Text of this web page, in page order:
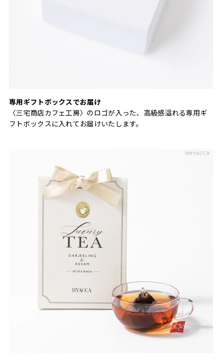
専用ギフトボックスでお届け
〈三宅商店カフェ工房〉のロゴが入った、高級感溢れる専用ギ
フトボックスに入れてお届けいたします。